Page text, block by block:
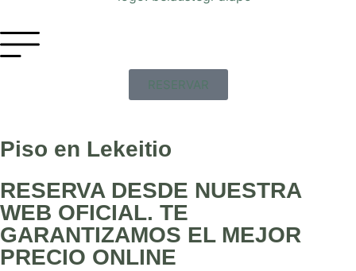
RESERVAR
Piso en Lekeitio
RESERVA DESDE NUESTRA
WEB OFICIAL. TE
GARANTIZAMOS EL MEJOR
PRECIO ONLINE